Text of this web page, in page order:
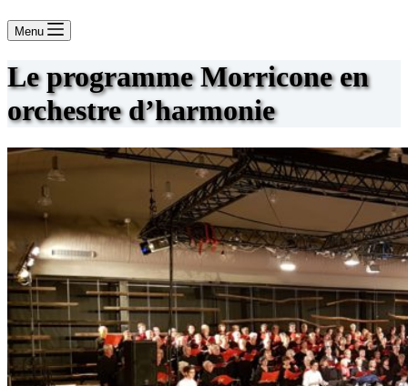
Menu
Le programme Morricone en
orchestre d’harmonie